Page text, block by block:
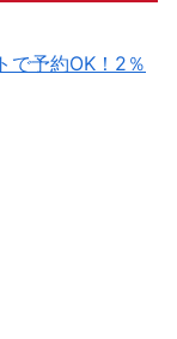
で予約OK！2％